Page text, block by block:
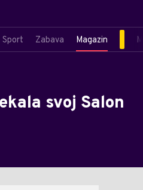
Sport Zabava Magazin
svoj Salon